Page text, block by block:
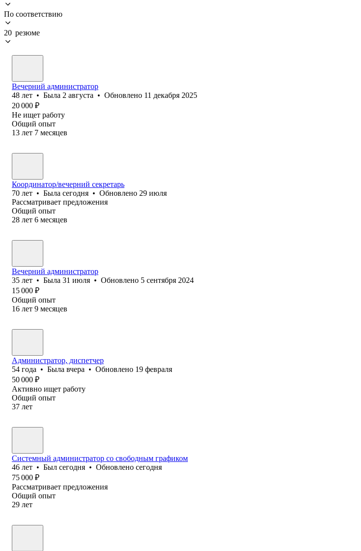
По соответствию
20 резюме
Вечерний администратор
48 лет • Была 2 августа • Обновлено 11 декабря 2025
20 000 ₽
Не ищет работу
Общий опыт
13 лет 7 месяцев
Координатор/вечерний секретарь
70 лет • Была сегодня • Обновлено 29 июля
Рассматривает предложения
Общий опыт
28 лет 6 месяцев
Вечерний администратор
35 лет • Была 31 июля • Обновлено 5 сентября 2024
15 000 ₽
Общий опыт
16 лет 9 месяцев
Администратор, диспетчер
54 года • Была вчера • Обновлено 19 февраля
50 000 ₽
Активно ищет работу
Общий опыт
37 лет
Системный администратор со свободным графиком
46 лет • Был сегодня • Обновлено сегодня
75 000 ₽
Рассматривает предложения
Общий опыт
29 лет